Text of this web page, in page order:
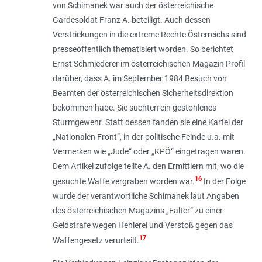
von Schimanek war auch der österreichische
Gardesoldat Franz A. beteiligt. Auch dessen
Verstrickungen in die extreme Rechte Österreichs sind
presseöffentlich thematisiert worden. So berichtet
Ernst Schmiederer im österreichischen Magazin Profil
darüber, dass A. im September 1984 Besuch von
Beamten der österreichischen Sicherheitsdirektion
bekommen habe. Sie suchten ein gestohlenes
Sturmgewehr. Statt dessen fanden sie eine Kartei der
„Nationalen Front“, in der politische Feinde u.a. mit
Vermerken wie „Jude“ oder „KPÖ“ eingetragen waren.
Dem Artikel zufolge teilte A. den Ermittlern mit, wo die
gesuchte Waffe vergraben worden war.16In der Folge
wurde der verantwortliche Schimanek laut Angaben
des österreichischen Magazins „Falter“ zu einer
Geldstrafe wegen Hehlerei und Verstoß gegen das
Waffengesetz verurteilt.17